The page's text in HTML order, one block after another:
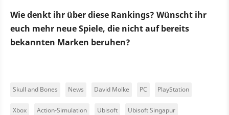
Wie denkt ihr über diese Rankings? Wünscht ihr
euch mehr neue Spiele, die nicht auf bereits
bekannten Marken beruhen?
Skull and Bones News David Molke PC PlayStation
Xbox Action-Simulation Ubisoft Ubisoft Singapur